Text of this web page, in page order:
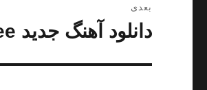
بعدی
نوشته
دانلود آهنگ جدید Raylee با اسم Love Me